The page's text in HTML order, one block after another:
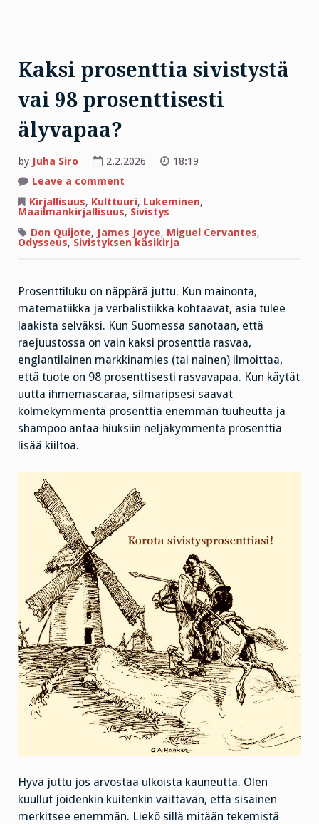
Kaksi prosenttia sivistystä
vai 98 prosenttisesti
älyvapaa?
by Juha Siro 2.2.2026
18:19
Leave a comment
prosenttia
sivistystä
vai
98
prosenttisesti
älyvapaa?
Kirjallisuus, Kulttuuri, Lukeminen,
Maailmankirjallisuus, Sivistys
Don Quijote, James Joyce, Miguel Cervantes,
Odysseus,Sivistyksen käsikirja
Prosenttiluku on näppärä juttu. Kun mainonta,
matematiikka ja verbalistiikka kohtaavat, asia tulee
laakista selväksi. Kun Suomessa sanotaan, että
raejuustossa on vain kaksi prosenttia rasvaa,
englantilainen markkinamies (tai nainen) ilmoittaa,
että tuote on 98 prosenttisesti rasvavapaa. Kun käytät
uutta ihmemascaraa, silmäripsesi saavat
kolmekymmentä prosenttia enemmän tuuheutta ja
shampoo antaa hiuksiin neljäkymmentä prosenttia
lisää kiiltoa.
Hyvä juttu jos arvostaa ulkoista kauneutta. Olen
kuullut joidenkin kuitenkin väittävän, että sisäinen
merkitsee enemmän. Liekö sillä mitään tekemistä